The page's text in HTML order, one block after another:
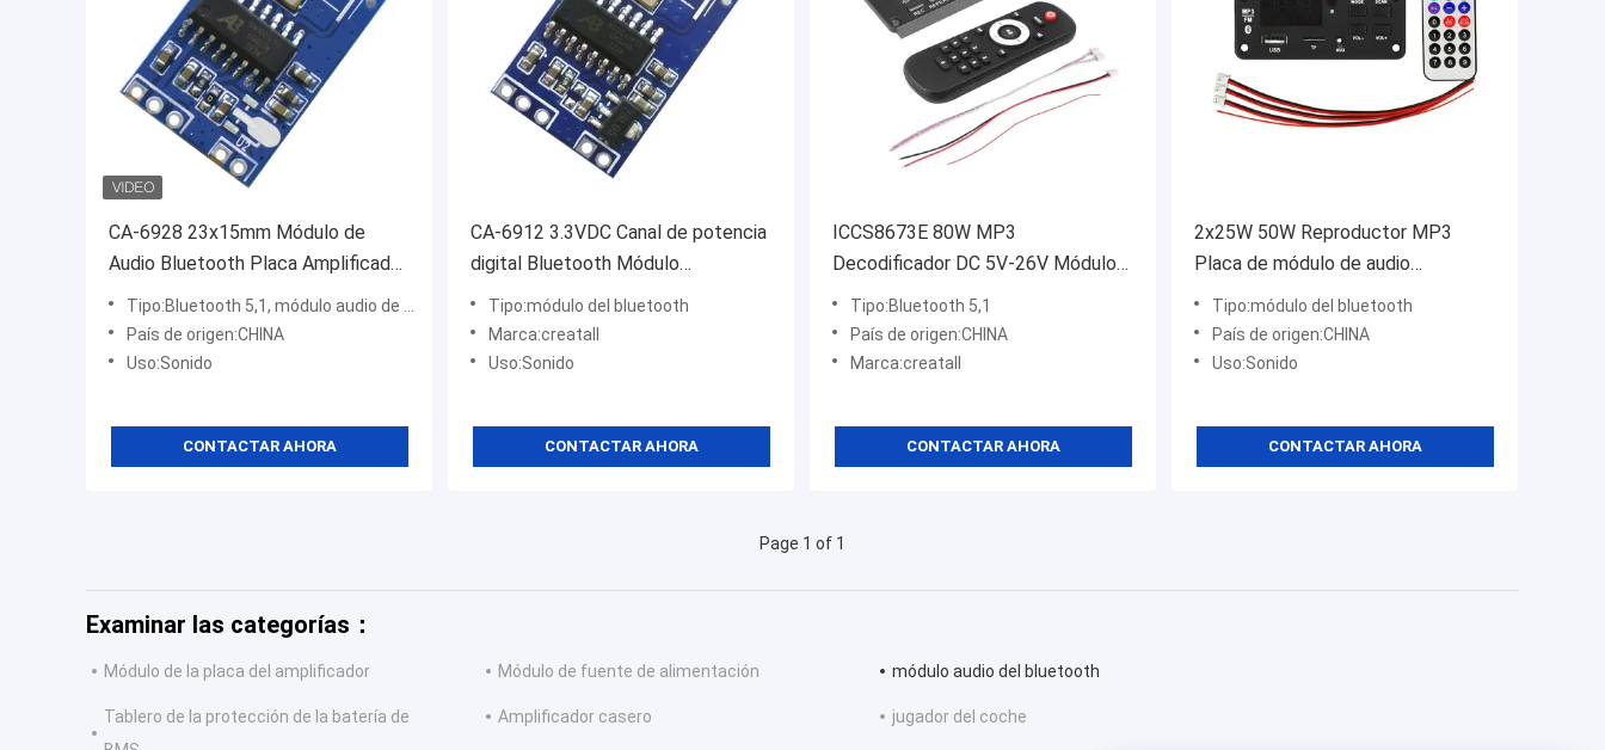
CA-6928 23x15mm Módulo de
Audio Bluetooth Placa Amplificador
Componente Receptor de Sonido
Inalámbrico
Tipo:Bluetooth 5,1, módulo audio de Bluetooth
País de origen:CHINA
Uso:Sonido
CONTACTAR AHORA
CA-6912 3.3VDC Canal de potencia
digital Bluetooth Módulo
amplificador de audio Placa
Componente de sonido
Tipo:módulo del bluetooth
Marca:creatall
Uso:Sonido
CONTACTAR AHORA
ICCS8673E 80W MP3
Decodificador DC 5V-26V Módulo
de audio Bluetooth Sistema
amplificador de potencia
Tipo:Bluetooth 5,1
País de origen:CHINA
Marca:creatall
CONTACTAR AHORA
2x25W 50W Reproductor MP3
Placa de módulo de audio
Bluetooth Sistema de sonido
inalámbrico con control remoto
Tipo:módulo del bluetooth
País de origen:CHINA
Uso:Sonido
CONTACTAR AHORA
Page 1 of 1
Examinar las categorías：
Módulo de la placa del amplificador Módulo de fuente de alimentación módulo audio del bluetooth
Tablero de la protección de la batería de
Amplificador casero jugador del coche